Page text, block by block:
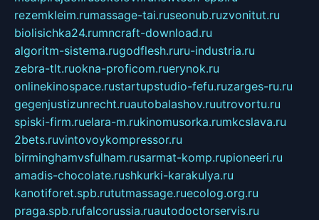
rezemkleim.rumassage-tai.ruseonub.ruzvonitut.ru
biolisichka24.rumncraft-download.ru
algoritm-sistema.rugodflesh.ruru-industria.ru
zebra-tlt.ruokna-proficom.ruerynok.ru
onlinekinospace.rustartupstudio-fefu.ruzarges-ru.ru
gegenjustizunrecht.ruautobalashov.ruutrovortu.ru
spiski-firm.ruelara-m.rukinomusorka.rumkcslava.ru
2bets.ruvintovoykompressor.ru
birminghamvsfulham.rusarmat-komp.rupioneeri.ru
amadis-chocolate.rushkurki-karakulya.ru
kanotiforet.spb.rututmassage.ruecolog.org.ru
praga.spb.rufalcorussia.ruautodoctorservis.ru